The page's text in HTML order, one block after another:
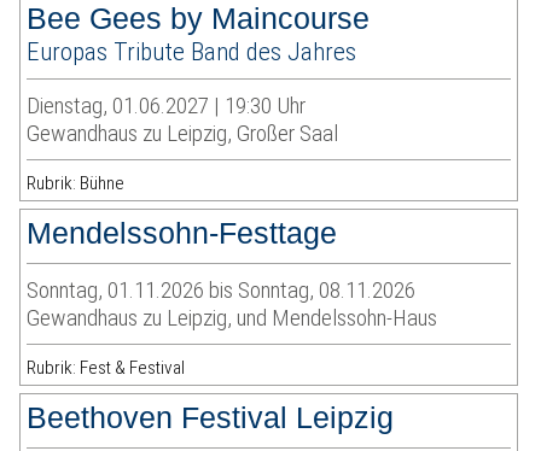
Bee Gees by Maincourse
Europas Tribute Band des Jahres
Dienstag, 01.06.2027 | 19:30 Uhr
Gewandhaus zu Leipzig, Großer Saal
Rubrik: Bühne
Mendelssohn-Festtage
Sonntag, 01.11.2026 bis Sonntag, 08.11.2026
Gewandhaus zu Leipzig, und Mendelssohn-Haus
Rubrik: Fest & Festival
Beethoven Festival Leipzig